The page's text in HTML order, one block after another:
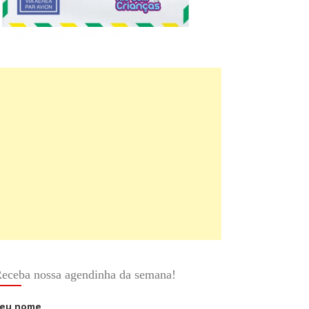
nossa agendinha da semana!